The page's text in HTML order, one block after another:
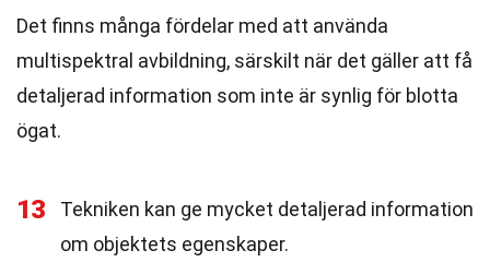
Det finns många fördelar med att använda
multispektral avbildning, särskilt när det gäller att få
detaljerad information som inte är synlig för blotta
ögat.
13
Tekniken kan ge mycket detaljerad information
om objektets egenskaper.